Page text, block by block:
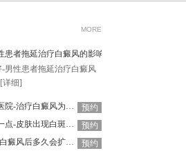
MORE
者拖延治疗白癜风的影响是什么
男性患者拖延治疗白癜风
[详细]
云南治疗白斑病较好的医院-治疗白癜风为何如此难呢
预约
昆明白癜风医院哪个好一点-皮肤出现白斑会是白癜风吗
预约
昆明白癜风医院官网-患白癜风后多久会扩散呢
预约